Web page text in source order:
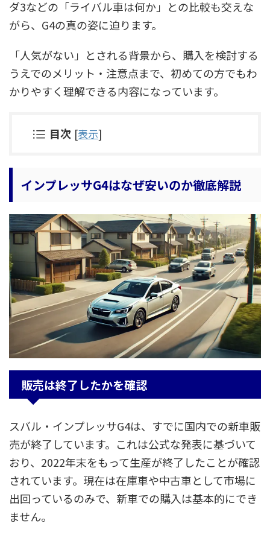
ダ3などの「ライバル車は何か」との比較も交えな
がら、G4の真の姿に迫ります。
「人気がない」とされる背景から、購入を検討する
うえでのメリット・注意点まで、初めての方でもわ
かりやすく理解できる内容になっています。
目次 [表示]
インプレッサG4はなぜ安いのか徹底解説
販売は終了したかを確認
スバル・インプレッサG4は、すでに国内での新車販
売が終了しています。これは公式な発表に基づいて
おり、2022年末をもって生産が終了したことが確認
されています。現在は在庫車や中古車として市場に
出回っているのみで、新車での購入は基本的にでき
ません。